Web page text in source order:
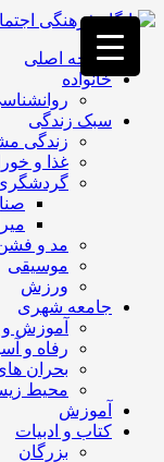
فصد
خون
غرب
تهران
خشکشویی
تصفیه
تهران
صفحه اصلی
خانواده
سبک زندگی
زندگی
غذا و
مد و
موسیقی
ورزش
جامعه شهری
آموزش
رفاه و
بحران
محیط
آموزش
کتاب و ادبیات
بزرگان